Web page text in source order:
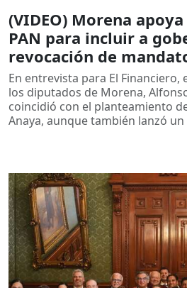
(VIDEO) Morena
PAN para incluir a
revocación de
En entrevista para El
los diputados de Morena,
coincidió con el planteamiento
Anaya, aunque también lanzó un